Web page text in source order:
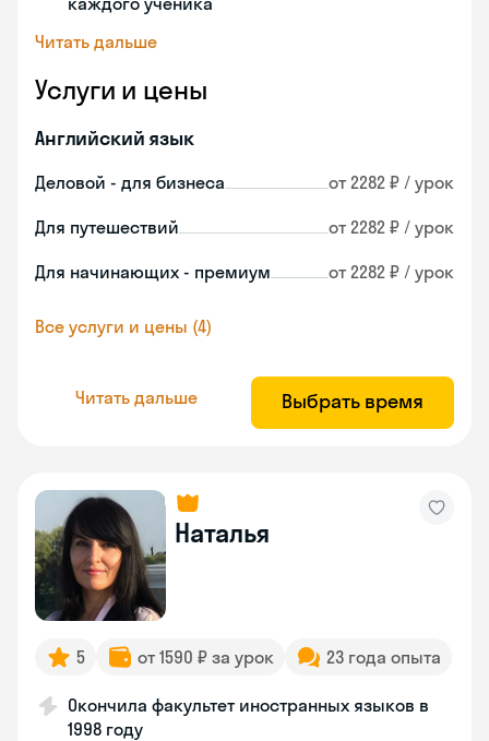
Читать дальше
Услуги и цены
Английский язык
Деловой - для бизнеса от 2282 ₽ / урок
Для путешествий от 2282 ₽ / урок
Для начинающих - премиум от 2282 ₽ / урок
Все услуги и цены (4)
Читать дальше Выбрать время
Наталья
5 от 1590 ₽ за урок 23 года опыта
Окончила факультет иностранных языков в
1998 году